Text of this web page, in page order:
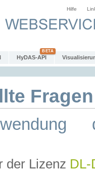
Hilfe
HyDAS-API
der Lizenz